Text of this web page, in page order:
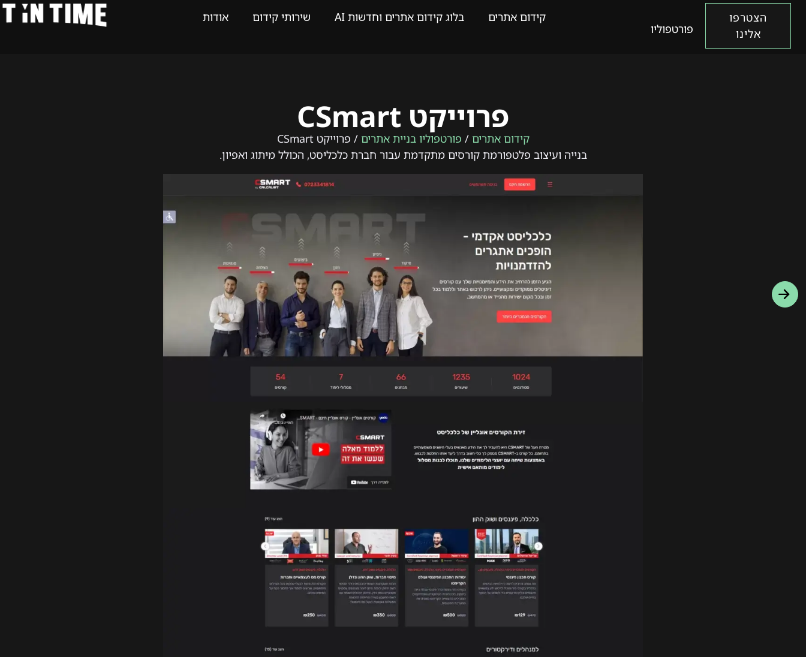
קידום אתרים בלוג קידום אתרים וחדשות AI שירותי קידום אודות
הצטרפו
אלינו
פורטפוליו
פרוייקט CSmart
קידום אתרים / פורטפוליו בניית אתרים / פרוייקט CSmart
בנייה ועיצוב פלטפורמת קורסים מתקדמת עבור חברת כלכליסט, הכולל מיתוג ואפיון.